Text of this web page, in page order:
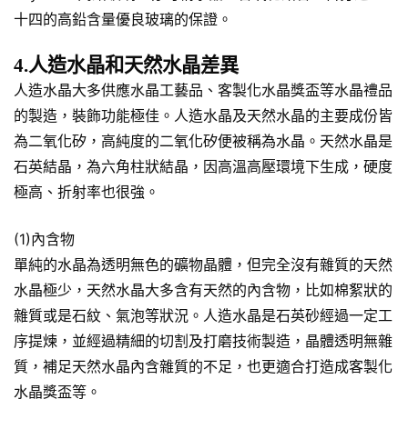
十四的高鉛含量優良玻璃的保證。
4.人造水晶和天然水晶差異
人造水晶大多供應水晶工藝品、客製化水晶獎盃等水晶禮品
的製造，裝飾功能極佳。人造水晶及天然水晶的主要成份皆
為二氧化矽，高純度的二氧化矽便被稱為水晶。天然水晶是
石英結晶，為六角柱狀結晶，因高溫高壓環境下生成，硬度
極高、折射率也很強。
(1)內含物
單純的水晶為透明無色的礦物晶體，但完全沒有雜質的天然
水晶極少，天然水晶大多含有天然的內含物，比如棉絮狀的
雜質或是石紋、氣泡等狀況。人造水晶是石英砂經過一定工
序提煉，並經過精細的切割及打磨技術製造，晶體透明無雜
質，補足天然水晶內含雜質的不足，也更適合打造成客製化
水晶獎盃等。